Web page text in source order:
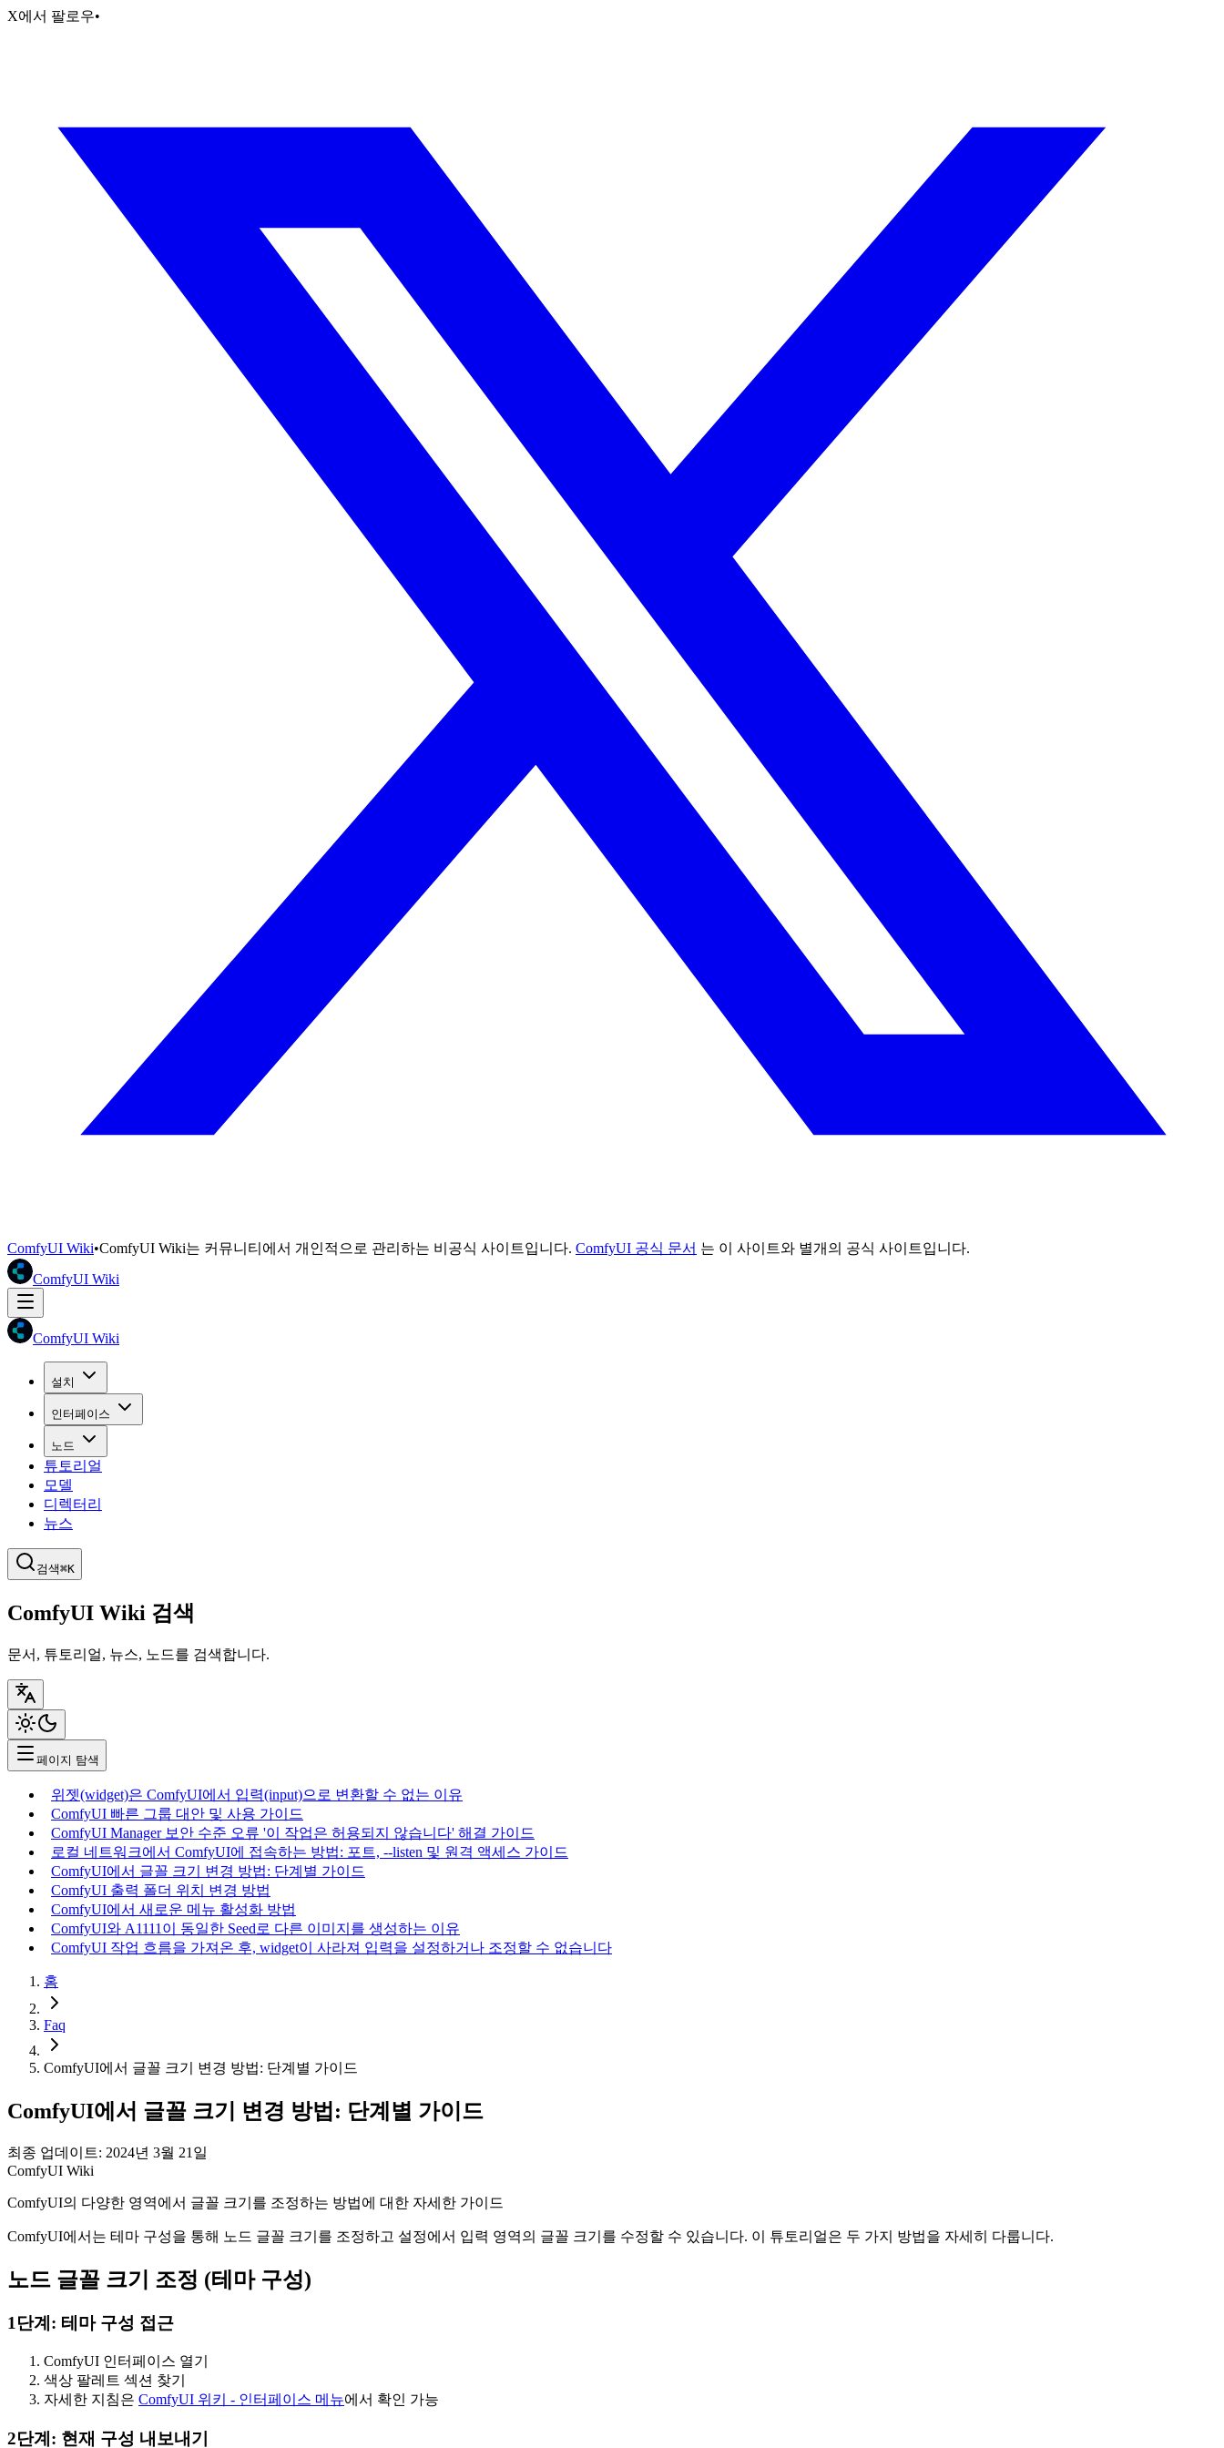
X에서 팔로우•
ComfyUI Wiki•ComfyUI Wiki는 커뮤니티에서 개인적으로 관리하는 비공식 사이트입니다. ComfyUI 공식 문서 는 이 사이트와 별개의 공식 사이트입니다.
ComfyUI Wiki
ComfyUI Wiki
설치
인터페이스
노드
튜토리얼
모델
디렉터리
뉴스
검색⌘K
ComfyUI Wiki 검색
문서, 튜토리얼, 뉴스, 노드를 검색합니다.
페이지 탐색
위젯(widget)은 ComfyUI에서 입력(input)으로 변환할 수 없는 이유
ComfyUI 빠른 그룹 대안 및 사용 가이드
ComfyUI Manager 보안 수준 오류 '이 작업은 허용되지 않습니다' 해결 가이드
로컬 네트워크에서 ComfyUI에 접속하는 방법: 포트, --listen 및 원격 액세스 가이드
ComfyUI에서 글꼴 크기 변경 방법: 단계별 가이드
ComfyUI 출력 폴더 위치 변경 방법
ComfyUI에서 새로운 메뉴 활성화 방법
ComfyUI와 A1111이 동일한 Seed로 다른 이미지를 생성하는 이유
ComfyUI 작업 흐름을 가져온 후, widget이 사라져 입력을 설정하거나 조정할 수 없습니다
홈
Faq
ComfyUI에서 글꼴 크기 변경 방법: 단계별 가이드
ComfyUI에서 글꼴 크기 변경 방법: 단계별 가이드
최종 업데이트: 2024년 3월 21일
ComfyUI Wiki
ComfyUI의 다양한 영역에서 글꼴 크기를 조정하는 방법에 대한 자세한 가이드
ComfyUI에서는 테마 구성을 통해 노드 글꼴 크기를 조정하고 설정에서 입력 영역의 글꼴 크기를 수정할 수 있습니다. 이 튜토리얼은 두 가지 방법을 자세히 다룹니다.
노드 글꼴 크기 조정 (테마 구성)
1단계: 테마 구성 접근
ComfyUI 인터페이스 열기
색상 팔레트 섹션 찾기
자세한 지침은 ComfyUI 위키 - 인터페이스 메뉴에서 확인 가능
2단계: 현재 구성 내보내기